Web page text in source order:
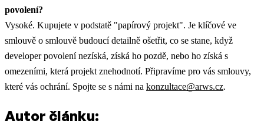
povolení?
Vysoké. Kupujete v podstatě "papírový projekt". Je klíčové ve
smlouvě o smlouvě budoucí detailně ošetřit, co se stane, když
developer povolení nezíská, získá ho pozdě, nebo ho získá s
omezeními, která projekt znehodnotí. Připravíme pro vás smlouvy,
které vás ochrání. Spojte se s námi na konzultace@arws.cz.
Autor článku: